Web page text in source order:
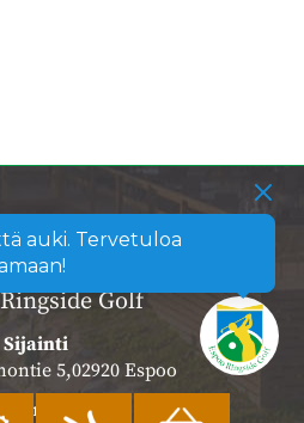
auki. Tervetuloa
Golf
Sijainti
5,02920 Espoo
sijainti kartalla